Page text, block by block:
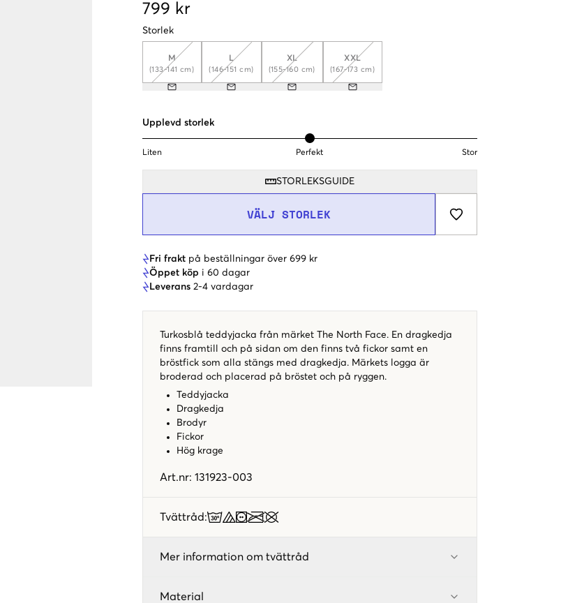
799 kr
Storlek
M
(133-141 cm)
L
(146-151 cm)
XL
(155-160 cm)
XXL
(167-173 cm)
Upplevd storlek
Liten Perfekt Stor
STORLEKSGUIDE
VÄLJ STORLEK
Fri frakt på beställningar över 699 kr
Öppet köp i 60 dagar
Leverans 2-4 vardagar
Turkosblå teddyjacka från märket The North Face. En dragkedja
finns framtill och på sidan om den finns två fickor samt en
bröstfick som alla stängs med dragkedja. Märkets logga är
broderad och placerad på bröstet och på ryggen.
Teddyjacka
Dragkedja
Brodyr
Fickor
Hög krage
Art.nr: 131923-003
Tvättråd:
Mer information om tvättråd
Material